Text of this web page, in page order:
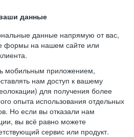
данные
данные напрямую от вас,
формы на нашем сайте или
мобильным приложением,
нам доступ к вашему
для получения более
опыта использования отдельных
Но если вы отказали нам
вы всё равно можете
сервис или продукт.